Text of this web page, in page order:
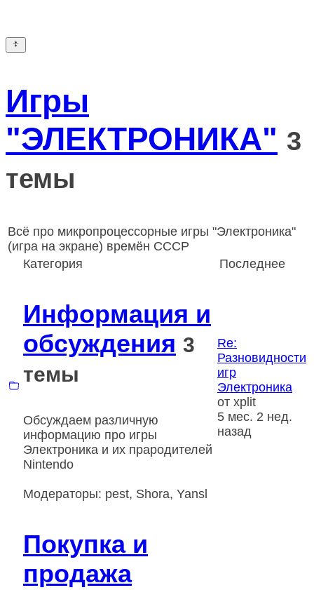
Игры
"ЭЛЕКТРОНИКА" 3
темы
Всё про микропроцессорные игры "Электроника"
(игра на экране) времён СССР
Категория
Последнее
Информация и
обсуждения 3
темы
Обсуждаем различную
информацию про игры
Электроника и их прародителей
Nintendo
Модераторы: pest, Shora, Yansl
Re:
Разновидности
игр
Электроника
от xplit
5 мес. 2 нед.
назад
Покупка и
продажа